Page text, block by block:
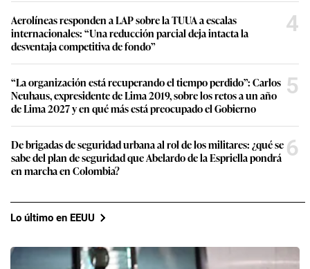
Aerolíneas responden a LAP sobre la TUUA a escalas
internacionales: “Una reducción parcial deja intacta la
desventaja competitiva de fondo”
4
“La organización está recuperando el tiempo perdido”: Carlos
Neuhaus, expresidente de Lima 2019, sobre los retos a un año
de Lima 2027 y en qué más está preocupado el Gobierno
5
De brigadas de seguridad urbana al rol de los militares: ¿qué se
sabe del plan de seguridad que Abelardo de la Espriella pondrá
en marcha en Colombia?
6
Lo último en EEUU